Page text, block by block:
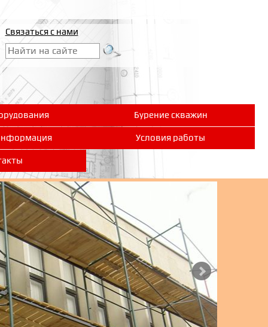
Связаться с нами
Бурение скважин
Условия работы